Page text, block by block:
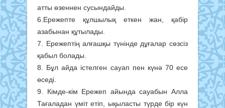
атты өзеннен сусындайды.
6.Ережепте құлшылық еткен жан, қабір
азабынан құтылады.
7. Ережептің алғашқы түнінде дұғалар сөзсіз
қабыл болады.
8. Бұл айда істелген сауап пен күнә 70 есе
өседі.
9. Кімде-кім Ережеп айында сауабын Алла
Тағаладан үміт етіп, ықыласты түрде бір күн